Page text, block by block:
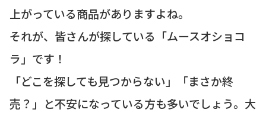
上がっている商品がありますよね。
それが、皆さんが探している「ムースオショコ
ラ」です！
「どこを探しても見つからない」「まさか終
売？」と不安になっている方も多いでしょう。大